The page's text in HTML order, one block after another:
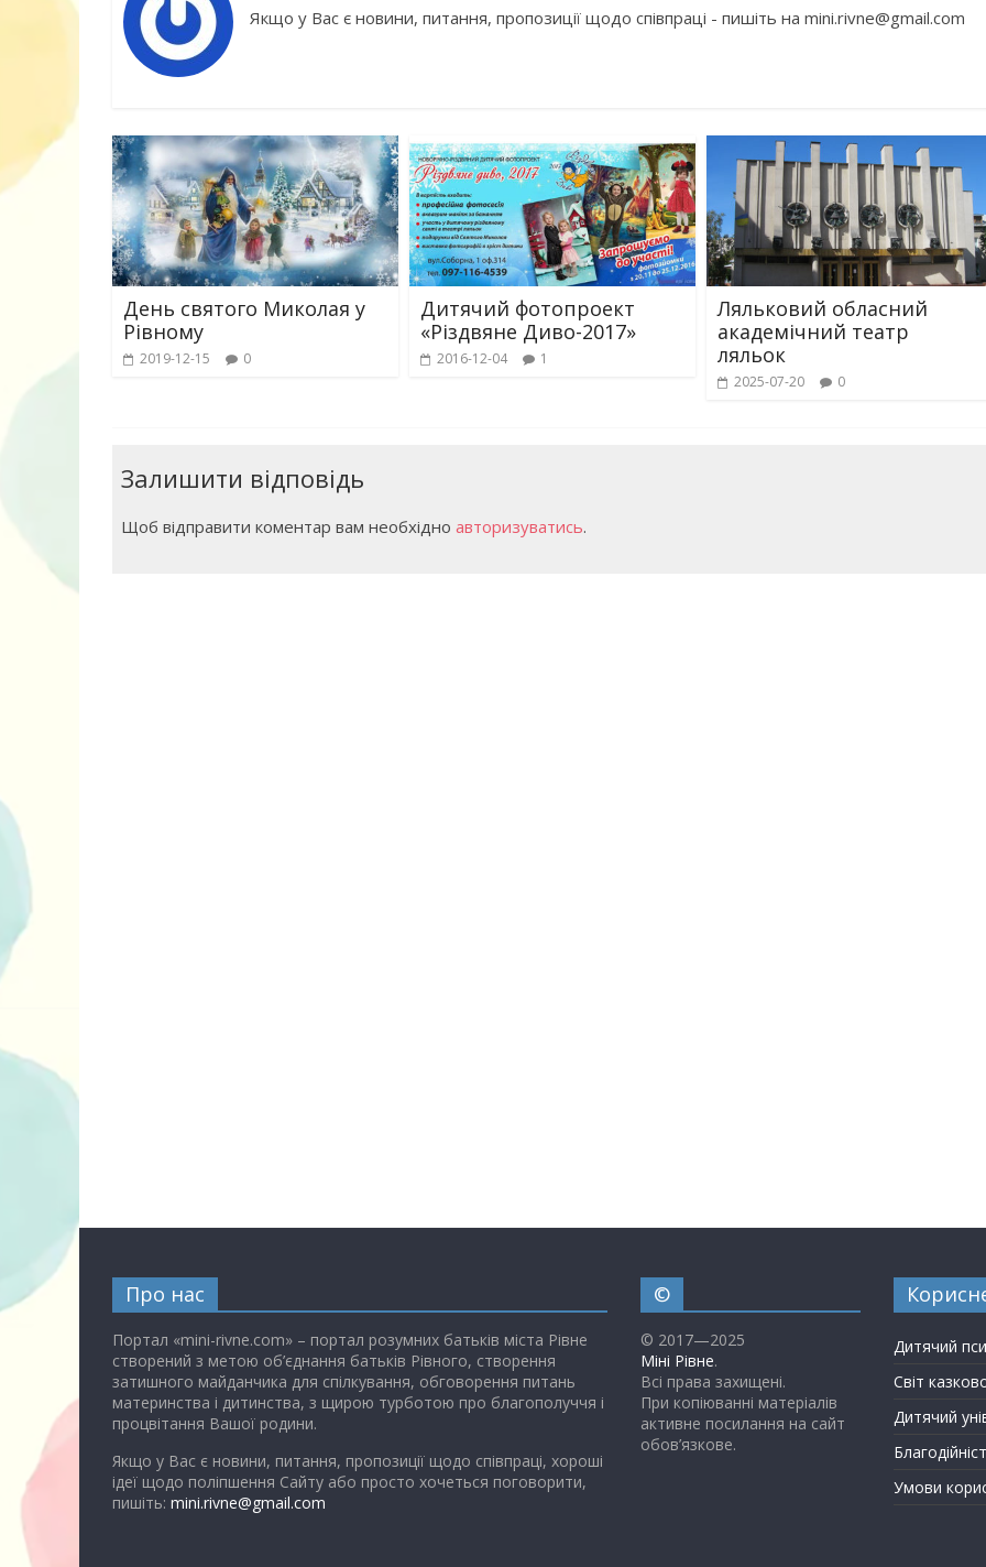
Якщо у Вас є новини, питання, пропозиції щодо співпраці - пишіть на mini.rivne@gmail.com
День святого Миколая у
Рівному
2019-12-15 0
Дитячий фотопроект
«Різдвяне Диво-2017»
2016-12-04 1
Ляльковий обласний
академічний театр
ляльок
2025-07-20 0
Залишити відповідь
Щоб відправити коментар вам необхідно авторизуватись.
Книга «Як любити дитину»
Корчак Януш
Що почитати дитині на ніч:
книжок для сну
Про нас
Портал «mini-rivne.com» – портал розумних батьків міста Рівне
створений з метою об’єднання батьків Рівного, створення
затишного майданчика для спілкування, обговорення питань
материнства і дитинства, з щирою турботою про благополуччя і
процвітання Вашої родини.
Якщо у Вас є новини, питання, пропозиції щодо співпраці, хороші
ідеї щодо поліпшення Сайту або просто хочеться поговорити,
пишіть: mini.rivne@gmail.com
©
© 2017—2025
Міні Рівне.
Всі права захищені.
При копіюванні матеріалів
активне посилання на сайт
обов’язкове.
Дитячий
Світ
Дитячий
Умови